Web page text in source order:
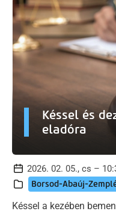
Késsel és
eladóra
2026. 02. 05., cs –
Borsod-Abaúj-
Késsel a kezében